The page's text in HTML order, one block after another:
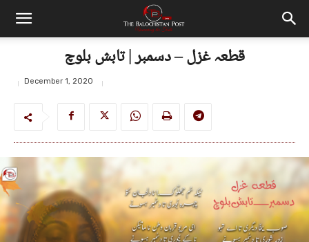
قطعہ غزل – دسمبر | تابش بلوچ
December 1, 2020